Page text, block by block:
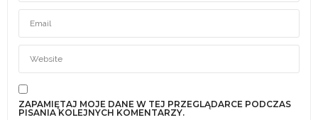
ZAPAMIĘTAJ MOJE DANE W TEJ PRZEGLĄDARCE PODCZAS
PISANIA KOLEJNYCH KOMENTARZY.